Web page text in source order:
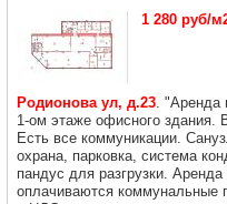
1 280 руб/
Родионова ул, д.23. "Аренда
1-ом этаже офисного здания.
Есть все коммуникации.
охрана, парковка, система
пандус для разгрузки.
оплачиваются коммунальные